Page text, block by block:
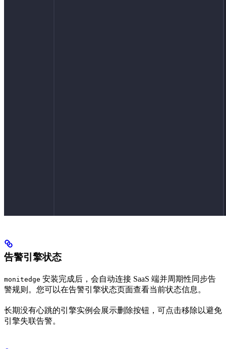
告警引擎状态
monitedge 安装完成后，会自动连接 SaaS 端并周期性同步告
警规则。您可以在告警引擎状态页面查看当前状态信息。
长期没有心跳的引擎实例会展示删除按钮，可点击移除以避免
引擎失联告警。